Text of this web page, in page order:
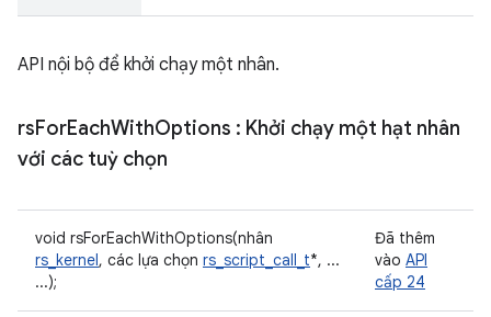
API nội bộ để khởi chạy một nhân.
rsForEachWithOptions : Khởi chạy một hạt nhân
với các tuỳ chọn
void rsForEachWithOptions(nhân
rs_kernel, các lựa chọn rs_script_call_t*, ...
...);
Đã thêm
vào API
cấp 24